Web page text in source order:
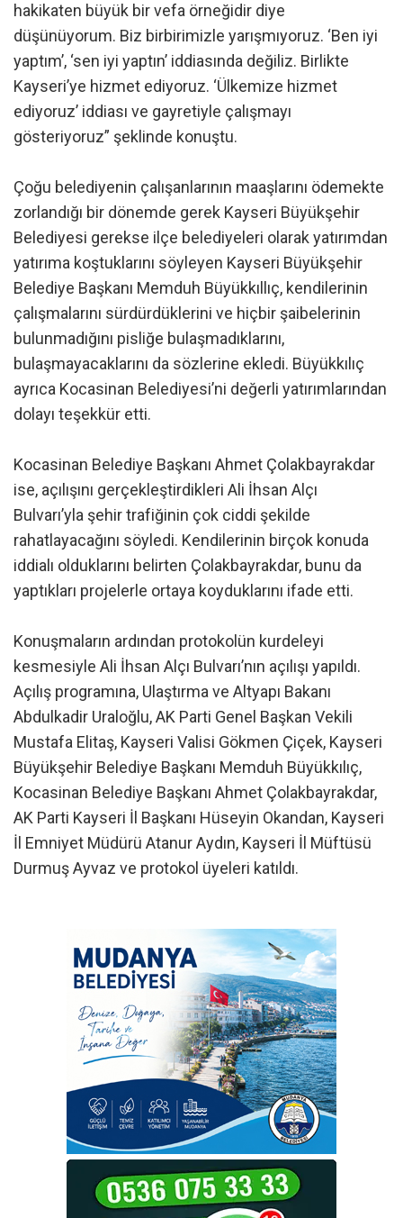
hakikaten büyük bir vefa örneğidir diye
düşünüyorum. Biz birbirimizle yarışmıyoruz. ‘Ben iyi
yaptım’, ‘sen iyi yaptın’ iddiasında değiliz. Birlikte
Kayseri’ye hizmet ediyoruz. ‘Ülkemize hizmet
ediyoruz’ iddiası ve gayretiyle çalışmayı
gösteriyoruz” şeklinde konuştu.
Çoğu belediyenin çalışanlarının maaşlarını ödemekte
zorlandığı bir dönemde gerek Kayseri Büyükşehir
Belediyesi gerekse ilçe belediyeleri olarak yatırımdan
yatırıma koştuklarını söyleyen Kayseri Büyükşehir
Belediye Başkanı Memduh Büyükkıllıç, kendilerinin
çalışmalarını sürdürdüklerini ve hiçbir şaibelerinin
bulunmadığını pisliğe bulaşmadıklarını,
bulaşmayacaklarını da sözlerine ekledi. Büyükkılıç
ayrıca Kocasinan Belediyesi’ni değerli yatırımlarından
dolayı teşekkür etti.
Kocasinan Belediye Başkanı Ahmet Çolakbayrakdar
ise, açılışını gerçekleştirdikleri Ali İhsan Alçı
Bulvarı’yla şehir trafiğinin çok ciddi şekilde
rahatlayacağını söyledi. Kendilerinin birçok konuda
iddialı olduklarını belirten Çolakbayrakdar, bunu da
yaptıkları projelerle ortaya koyduklarını ifade etti.
Konuşmaların ardından protokolün kurdeleyi
kesmesiyle Ali İhsan Alçı Bulvarı’nın açılışı yapıldı.
Açılış programına, Ulaştırma ve Altyapı Bakanı
Abdulkadir Uraloğlu, AK Parti Genel Başkan Vekili
Mustafa Elitaş, Kayseri Valisi Gökmen Çiçek, Kayseri
Büyükşehir Belediye Başkanı Memduh Büyükkılıç,
Kocasinan Belediye Başkanı Ahmet Çolakbayrakdar,
AK Parti Kayseri İl Başkanı Hüseyin Okandan, Kayseri
İl Emniyet Müdürü Atanur Aydın, Kayseri İl Müftüsü
Durmuş Ayvaz ve protokol üyeleri katıldı.